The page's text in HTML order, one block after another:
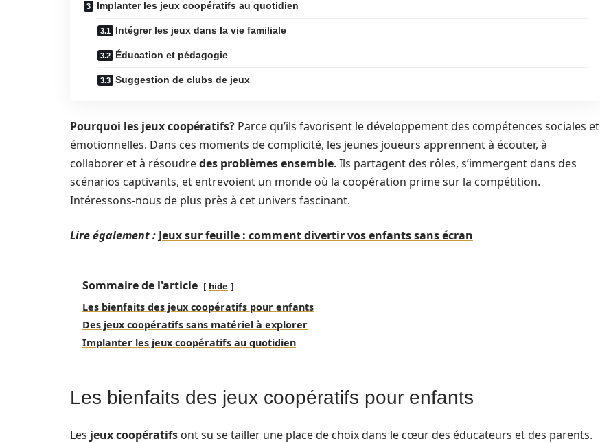
Implanter les jeux coopératifs au quotidien
Intégrer les jeux dans la vie familiale
Éducation et pédagogie
Suggestion de clubs de jeux
Pourquoi les jeux coopératifs? Parce qu’ils favorisent le développement des compétences sociales et
émotionnelles. Dans ces moments de complicité, les jeunes joueurs apprennent à écouter, à
collaborer et à résoudredes problèmes ensemble. Ils partagent des rôles, s’immergent dans des
scénarios captivants, et entrevoient un monde où la coopération prime sur la compétition.
Intéressons-nous de plus près à cet univers fascinant.
Lire également : Jeux sur feuille : comment divertir vos enfants sans écran
Sommaire de l'article hide
Les bienfaits des jeux coopératifs pour enfants
Des jeux coopératifs sans matériel à explorer
Implanter les jeux coopératifs au quotidien
Les bienfaits des jeux coopératifs pour enfants
Les jeux coopératifs ont su se tailler une place de choix dans le cœur des éducateurs et des parents.